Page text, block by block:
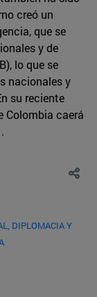
creó un
que se
y de
lo que se
nacionales y
su reciente
Colombia caerá
DIPLOMACIA Y